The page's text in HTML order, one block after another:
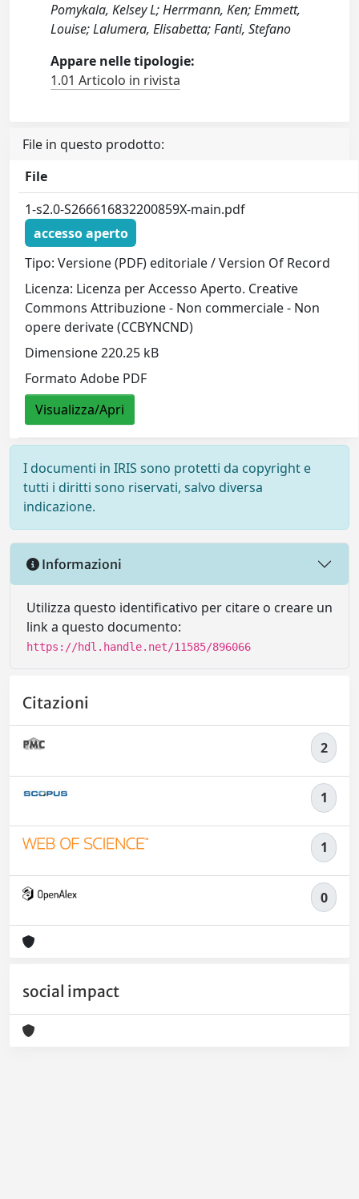
Pomykala, Kelsey L; Herrmann, Ken; Emmett,
Louise; Lalumera, Elisabetta; Fanti, Stefano
Appare nelle tipologie:
1.01 Articolo in rivista
File in questo prodotto:
File
1-s2.0-S266616832200859X-main.pdf
accesso aperto
Tipo: Versione (PDF) editoriale / Version Of Record
Licenza: Licenza per Accesso Aperto. Creative
Commons Attribuzione - Non commerciale - Non
opere derivate (CCBYNCND)
Dimensione 220.25 kB
Formato Adobe PDF
Visualizza/Apri
I documenti in IRIS sono protetti da copyright e
tutti i diritti sono riservati, salvo diversa
indicazione.
Informazioni
Utilizza questo identificativo per citare o creare un
link a questo documento:
https://hdl.handle.net/11585/896066
Citazioni
2
1
1
0
social impact